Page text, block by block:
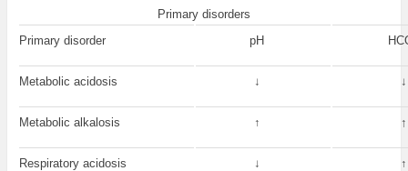
Primary disorders
Primary disorder
pH
Metabolic acidosis ↓ ↓
Metabolic alkalosis ↑ ↑
Respiratory acidosis ↓ ↑